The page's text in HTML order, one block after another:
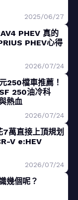
2025/06/27
PHEV 真的
PHEV心得
2026/07/24
250檔車推薦！
250油冷科
熱血
2026/07/24
7萬直接上頂規划
V e:HEV
2026/07/24
幾個呢？